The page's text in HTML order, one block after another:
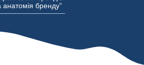
анатомія бренду”